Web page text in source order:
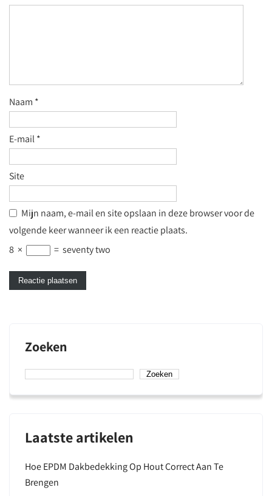
Naam *
E-mail*
Site
Mijn naam, e-mail en site opslaan in deze browser voor de
volgende keer wanneer ik een reactie plaats.
8 × = seventy two
Zoeken
Zoeken
Laatste artikelen
Hoe EPDM Dakbedekking Op Hout Correct Aan Te
Brengen